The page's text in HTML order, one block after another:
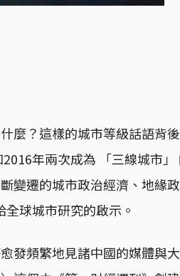
麼？這樣的城市等級話語背
年兩次成為 「三線城市」
變遷的城市政治經濟、地緣
球城市研究的啟示。
發頻繁地見諸中國的媒體與